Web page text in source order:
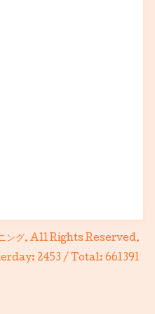
ング. All Rights Reserved.
2453 / Total: 661391